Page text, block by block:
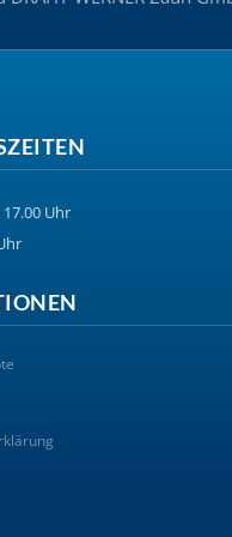
17.00 Uhr